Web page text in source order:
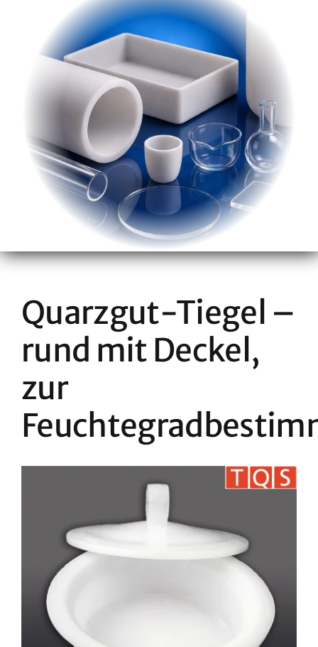
Quarzgut-Tiegel –
rund mit Deckel,
zur